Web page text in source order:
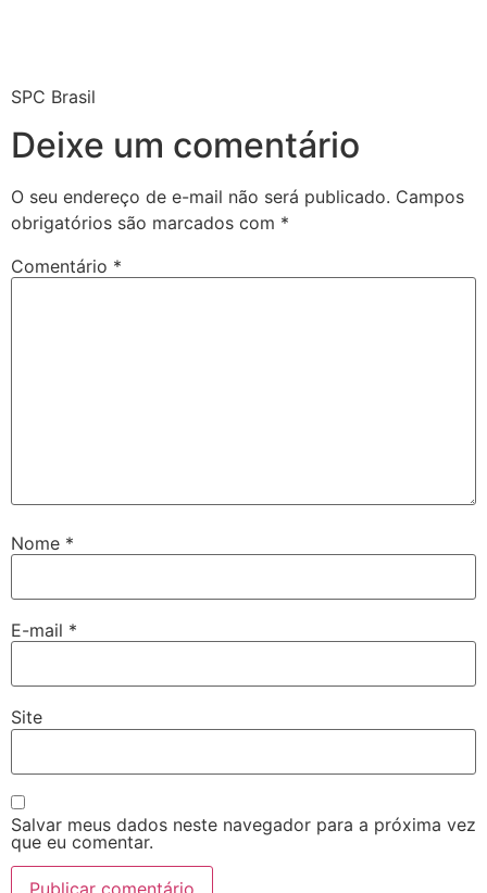
SPC Brasil
Deixe um comentário
O seu endereço de e-mail não será publicado. Campos
obrigatórios são marcados com *
Comentário *
Nome *
E-mail *
Site
Salvar meus dados neste navegador para a próxima vez
que eu comentar.